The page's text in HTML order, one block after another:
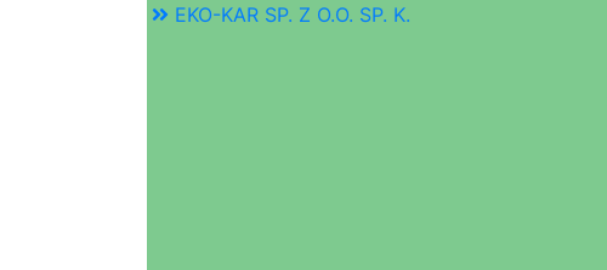
EKO-KAR SP. Z O.O. SP. K.